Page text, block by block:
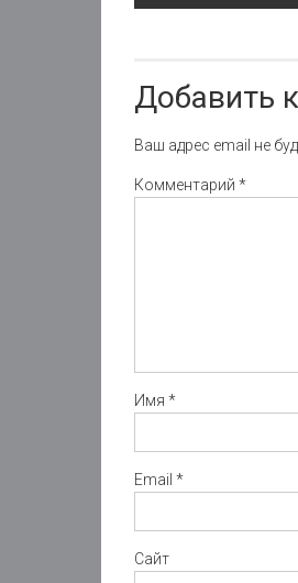
navigation
Добавить
Ваш адрес email не
Комментарий *
Имя *
Email *
Сайт